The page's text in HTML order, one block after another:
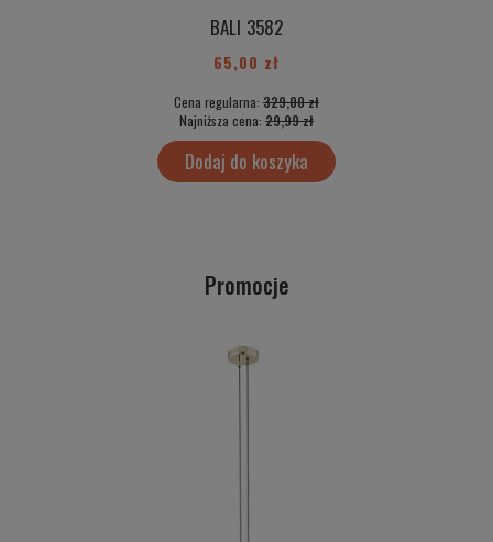
BALI 3582
65,00 zł
Cena regularna: 329,00 zł
Najniższa cena: 29,99 zł
Dodaj do koszyka
Promocje